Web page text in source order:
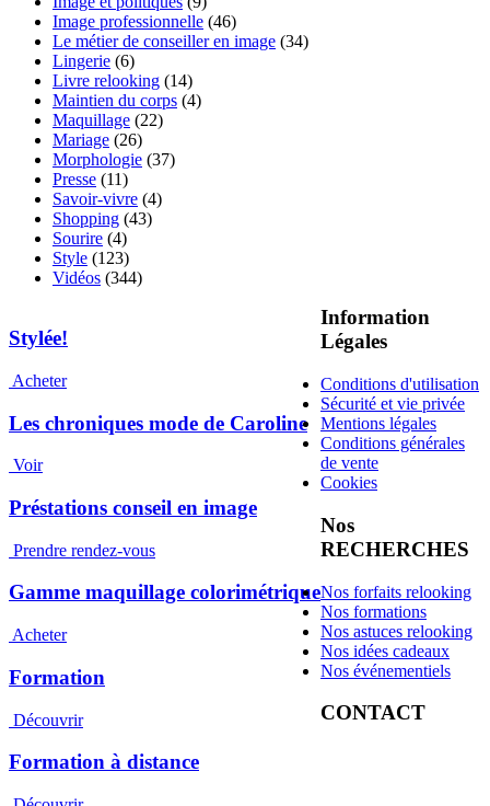
Image professionnelle (46)
Le métier de conseiller en image (34)
Lingerie (6)
Livre relooking (14)
Maintien du corps (4)
Maquillage (22)
Mariage (26)
Morphologie (37)
Presse (11)
Savoir-vivre (4)
Shopping (43)
Sourire (4)
Style (123)
Vidéos (344)
Stylée!
Acheter
Les chroniques mode de Caroline
Voir
Préstations conseil en image
Prendre rendez-vous
Gamme maquillage colorimétrique
Acheter
Formation
Découvrir
Formation à distance
Information
Légales
Conditions d'utilisation
Sécurité et vie privée
Mentions légales
Conditions générales
de vente
Cookies
Nos
RECHERCHES
Nos forfaits relooking
Nos formations
Nos astuces relooking
Nos idées cadeaux
Nos événementiels
CONTACT